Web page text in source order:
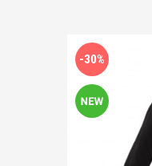
-30%